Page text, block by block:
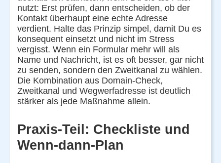
nutzt: Erst prüfen, dann entscheiden, ob der
Kontakt überhaupt eine echte Adresse
verdient. Halte das Prinzip simpel, damit Du es
konsequent einsetzt und nicht im Stress
vergisst. Wenn ein Formular mehr will als
Name und Nachricht, ist es oft besser, gar nicht
zu senden, sondern den Zweitkanal zu wählen.
Die Kombination aus Domain-Check,
Zweitkanal und Wegwerfadresse ist deutlich
stärker als jede Maßnahme allein.
Praxis-Teil: Checkliste und
Wenn-dann-Plan